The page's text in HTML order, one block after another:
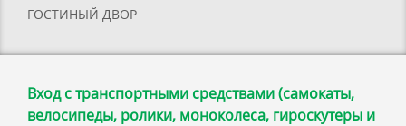
ГОСТИНЫЙ ДВОР
Вход с транспортными средствами (самокаты,
велосипеды, ролики, моноколеса, гироскутеры и